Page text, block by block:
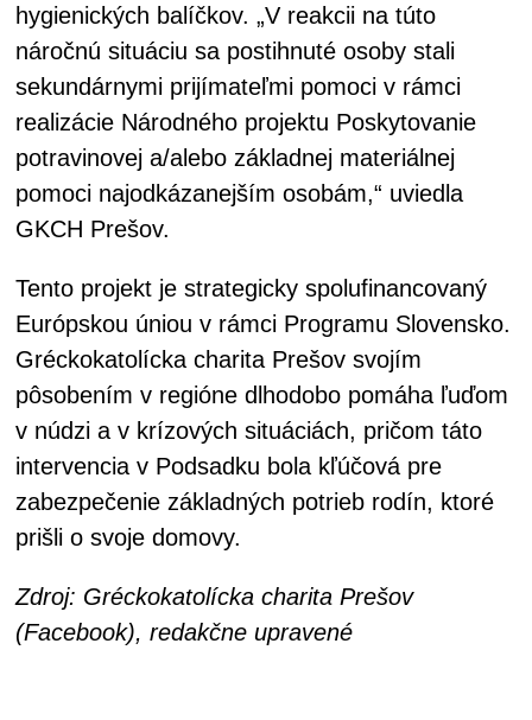
hygienických balíčkov. „V reakcii na túto
náročnú situáciu sa postihnuté osoby stali
sekundárnymi prijímateľmi pomoci v rámci
realizácie Národného projektu Poskytovanie
potravinovej a/alebo základnej materiálnej
pomoci najodkázanejším osobám,“ uviedla
GKCH Prešov.
Tento projekt je strategicky spolufinancovaný
Európskou úniou v rámci Programu Slovensko.
Gréckokatolícka charita Prešov svojím
pôsobením v regióne dlhodobo pomáha ľuďom
v núdzi a v krízových situáciách, pričom táto
intervencia v Podsadku bola kľúčová pre
zabezpečenie základných potrieb rodín, ktoré
prišli o svoje domovy.
Zdroj: Gréckokatolícka charita Prešov
(Facebook), redakčne upravené